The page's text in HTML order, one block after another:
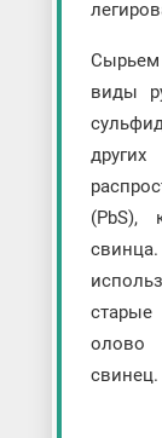
Сырьем
виды
(PbS),
олово
свинец.